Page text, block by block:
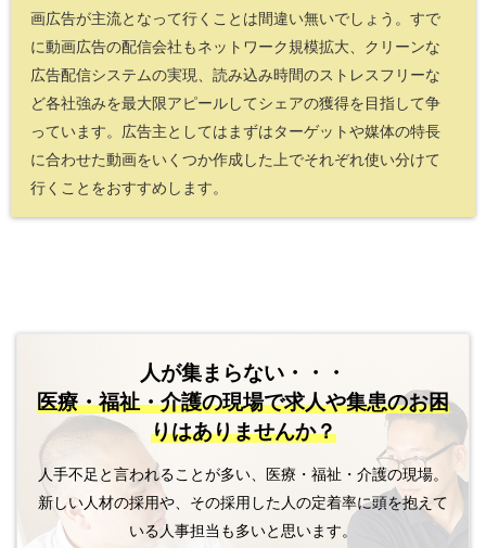
画広告が主流となって行くことは間違い無いでしょう。すで
に動画広告の配信会社もネットワーク規模拡大、クリーンな
広告配信システムの実現、読み込み時間のストレスフリーな
ど各社強みを最大限アピールしてシェアの獲得を目指して争
っています。広告主としてはまずはターゲットや媒体の特長
に合わせた動画をいくつか作成した上でそれぞれ使い分けて
行くことをおすすめします。
人が集まらない・・・
医療・福祉・介護の現場で求人や集患のお困
りはありませんか？
人手不足と言われることが多い、医療・福祉・介護の現場。
新しい人材の採用や、その採用した人の定着率に頭を抱えて
いる人事担当も多いと思います。